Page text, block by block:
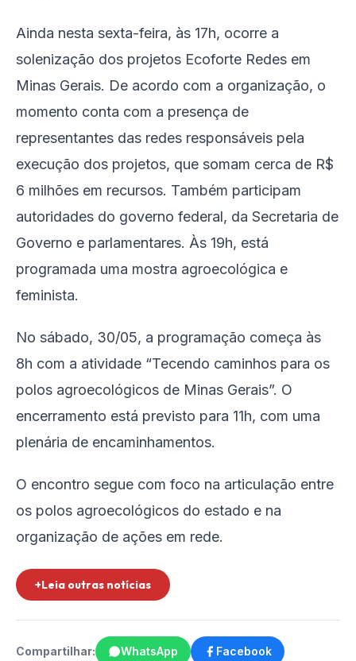
Ainda nesta sexta-feira, às 17h, ocorre a
solenização dos projetos Ecoforte Redes em
Minas Gerais. De acordo com a organização, o
momento conta com a presença de
representantes das redes responsáveis pela
execução dos projetos, que somam cerca de R$
6 milhões em recursos. Também participam
autoridades do governo federal, da Secretaria de
Governo e parlamentares. Às 19h, está
programada uma mostra agroecológica e
feminista.
No sábado, 30/05, a programação começa às
8h com a atividade “Tecendo caminhos para os
polos agroecológicos de Minas Gerais”. O
encerramento está previsto para 11h, com uma
plenária de encaminhamentos.
O encontro segue com foco na articulação entre
os polos agroecológicos do estado e na
organização de ações em rede.
+Leia outras notícias
Compartilhar: WhatsApp Facebook